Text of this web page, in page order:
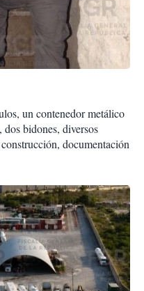
un contenedor metálico
bidones, diversos
documentación